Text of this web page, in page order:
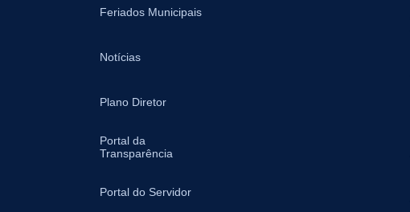
Feriados Municipais
Notícias
Plano Diretor
Portal da
Transparência
Portal do Servidor